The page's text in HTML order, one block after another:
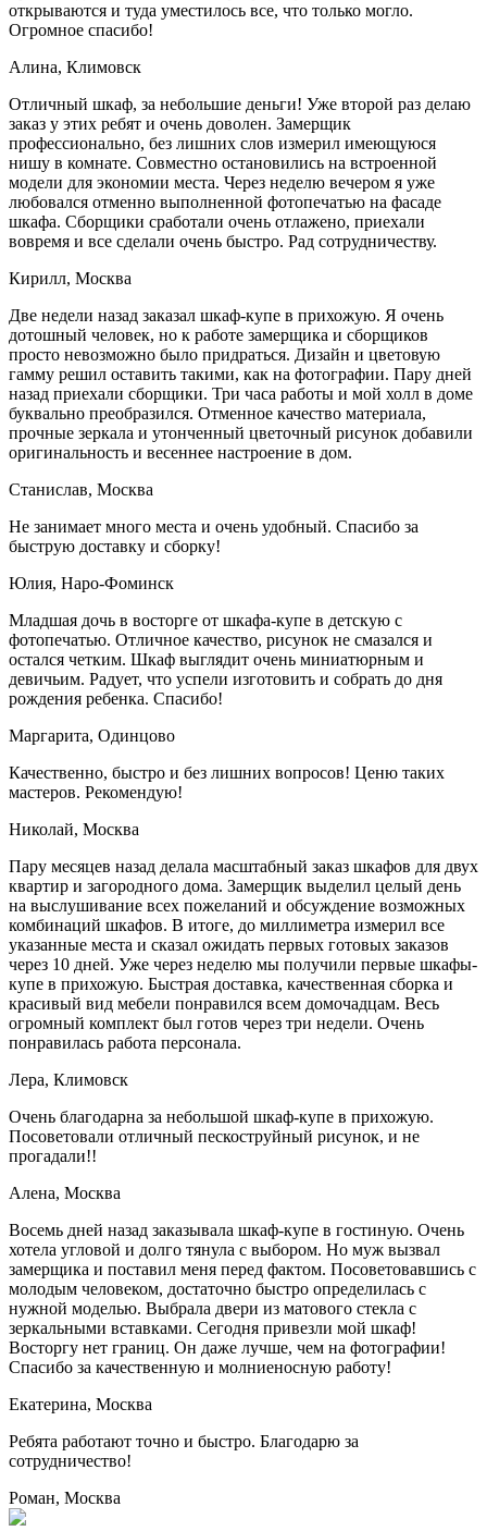
открываются и туда уместилось все, что только могло.
Огромное спасибо!
Алина, Климовск
Отличный шкаф, за небольшие деньги! Уже второй раз делаю
заказ у этих ребят и очень доволен. Замерщик
профессионально, без лишних слов измерил имеющуюся
нишу в комнате. Совместно остановились на встроенной
модели для экономии места. Через неделю вечером я уже
любовался отменно выполненной фотопечатью на фасаде
шкафа. Сборщики сработали очень отлажено, приехали
вовремя и все сделали очень быстро. Рад сотрудничеству.
Кирилл, Москва
Две недели назад заказал шкаф-купе в прихожую. Я очень
дотошный человек, но к работе замерщика и сборщиков
просто невозможно было придраться. Дизайн и цветовую
гамму решил оставить такими, как на фотографии. Пару дней
назад приехали сборщики. Три часа работы и мой холл в доме
буквально преобразился. Отменное качество материала,
прочные зеркала и утонченный цветочный рисунок добавили
оригинальность и весеннее настроение в дом.
Станислав, Москва
Не занимает много места и очень удобный. Спасибо за
быструю доставку и сборку!
Юлия, Наро-Фоминск
Младшая дочь в восторге от шкафа-купе в детскую с
фотопечатью. Отличное качество, рисунок не смазался и
остался четким. Шкаф выглядит очень миниатюрным и
девичьим. Радует, что успели изготовить и собрать до дня
рождения ребенка. Спасибо!
Маргарита, Одинцово
Качественно, быстро и без лишних вопросов! Ценю таких
мастеров. Рекомендую!
Николай, Москва
Пару месяцев назад делала масштабный заказ шкафов для двух
квартир и загородного дома. Замерщик выделил целый день
на выслушивание всех пожеланий и обсуждение возможных
комбинаций шкафов. В итоге, до миллиметра измерил все
указанные места и сказал ожидать первых готовых заказов
через 10 дней. Уже через неделю мы получили первые шкафы-
купе в прихожую. Быстрая доставка, качественная сборка и
красивый вид мебели понравился всем домочадцам. Весь
огромный комплект был готов через три недели. Очень
понравилась работа персонала.
Лера, Климовск
Очень благодарна за небольшой шкаф-купе в прихожую.
Посоветовали отличный пескоструйный рисунок, и не
прогадали!!
Алена, Москва
Восемь дней назад заказывала шкаф-купе в гостиную. Очень
хотела угловой и долго тянула с выбором. Но муж вызвал
замерщика и поставил меня перед фактом. Посоветовавшись с
молодым человеком, достаточно быстро определилась с
нужной моделью. Выбрала двери из матового стекла с
зеркальными вставками. Сегодня привезли мой шкаф!
Восторгу нет границ. Он даже лучше, чем на фотографии!
Спасибо за качественную и молниеносную работу!
Екатерина, Москва
Ребята работают точно и быстро. Благодарю за
сотрудничество!
Роман, Москва